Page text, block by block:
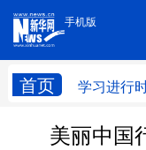
手机版
首页 学习进行
手机版
学习进行时
美丽中国